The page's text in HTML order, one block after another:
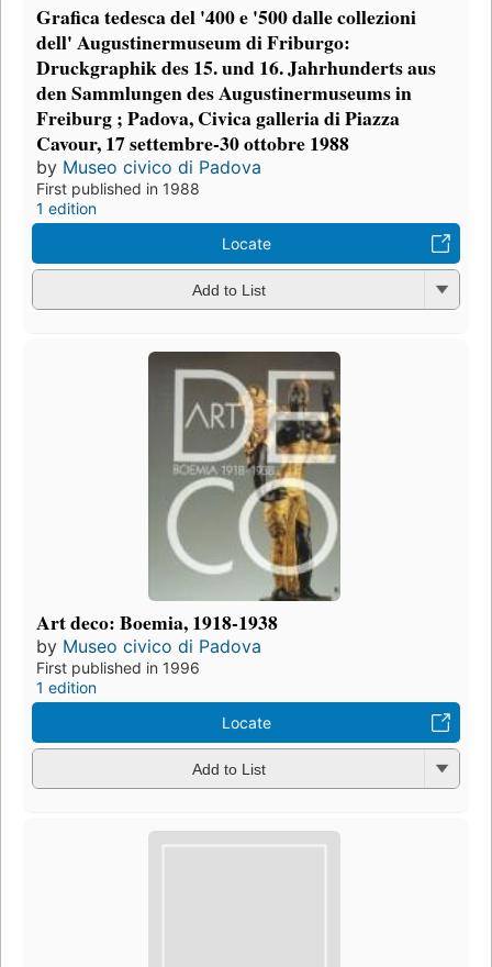
Grafica tedesca del '400 e '500 dalle collezioni
dell' Augustinermuseum di Friburgo:
Druckgraphik des 15. und 16. Jahrhunderts aus
den Sammlungen des Augustinermuseums in
Freiburg ; Padova, Civica galleria di Piazza
Cavour, 17 settembre-30 ottobre 1988
by Museo civico di Padova
First published in 1988
1 edition
Locate
Add to List
Art deco: Boemia, 1918-1938
by Museo civico di Padova
First published in 1996
1 edition
Locate
Add to List